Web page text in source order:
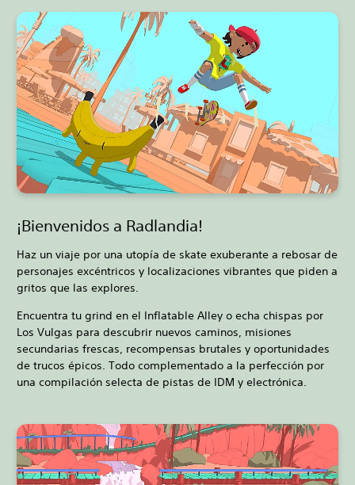
¡Bienvenidos a Radlandia!
Haz un viaje por una utopía de skate exuberante a rebosar de
personajes excéntricos y localizaciones vibrantes que piden a
gritos que las explores.
Encuentra tu grind en el Inflatable Alley o echa chispas por
Los Vulgas para descubrir nuevos caminos, misiones
secundarias frescas, recompensas brutales y oportunidades
de trucos épicos. Todo complementado a la perfección por
una compilación selecta de pistas de IDM y electrónica.